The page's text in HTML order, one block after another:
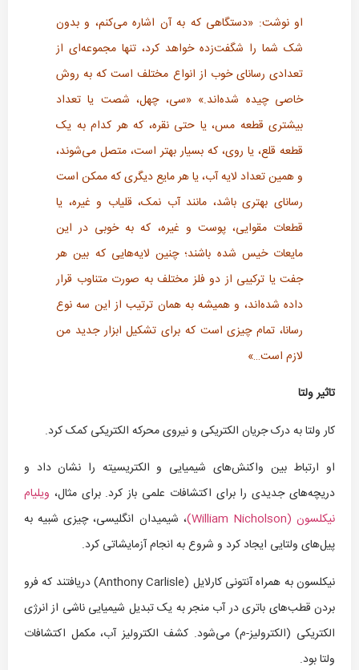
او نوشت: «دستگاهی که به آن اشاره می‌کنم، و بدون
شک شما را شگفت‌زده خواهد کرد، تنها مجموعه‌ای از
تعدادی رسانای خوب از انواع مختلف است که به روش
خاصی چیده شده‌اند.» «سی، چهل، شصت یا تعداد
بیشتری قطعه مس، یا حتی نقره، که هر کدام به یک
قطعه قلع، یا روی، که بسیار بهتر است، متصل می‌شوند،
و همین تعداد لایه آب، یا هر مایع دیگری که ممکن است
رسانای بهتری باشد، مانند آب نمک، قلیاب و غیره، یا
قطعات مقوایی، پوست و غیره، که به خوبی در این
مایعات خیس شده باشند؛ چنین لایه‌هایی که بین هر
جفت یا ترکیبی از دو فلز مختلف به صورت متناوب قرار
داده شده‌اند، و همیشه به همان ترتیب از این سه نوع
رسانا، تمام چیزی است که برای تشکیل ابزار جدید من
لازم است…»
تاثیر ولتا
کار ولتا به درک جریان الکتریکی و نیروی محرکه الکتریکی کمک کرد.
او ارتباط بین واکنش‌های شیمیایی و الکتریسیته را نشان داد و
دریچه‌های جدیدی را برای اکتشافات علمی باز کرد. برای مثال، ویلیام
نیکلسون (William Nicholson)
، شیمیدان انگلیسی، چیزی شبیه به
پیل‌های ولتایی ایجاد کرد و شروع به انجام آزمایشاتی کرد.
نیکلسون به همراه آنتونی کارلایل (Anthony Carlisle) دریافتند که فرو
بردن قطب‌های باتری در آب منجر به یک تبدیل شیمیایی ناشی از انرژی
الکتریکی (الکترولیز-م) می‌شود. کشف الکترولیز آب، مکمل اکتشافات
ولتا بود.